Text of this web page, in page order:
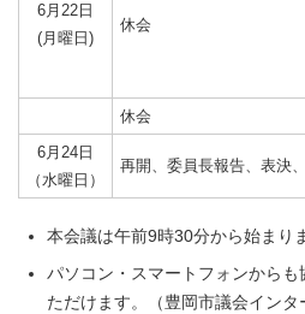
6月22日
(月曜日)
休会
休会
6月24日
（水曜日）
再開、委員長報告、表決
本会議は午前9時30分から始まり
パソコン・スマートフォンから
ただけます。（豊岡市議会インタ